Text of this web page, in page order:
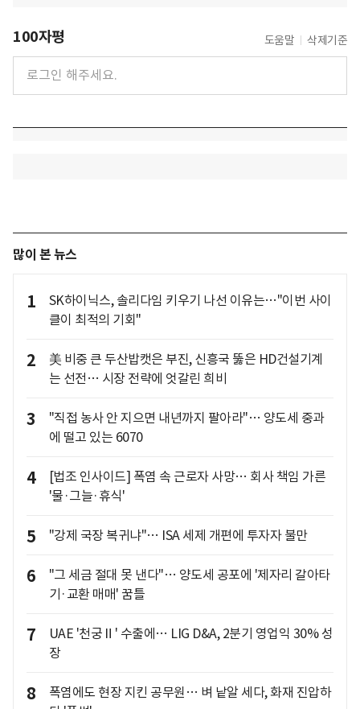
100자평 도움말 삭제기준
많이 본 뉴스
1
SK하이닉스, 솔리다임 키우기 나선 이유는…"이번 사이
클이 최적의 기회"
2
美 비중 큰 두산밥캣은 부진, 신흥국 뚫은 HD건설기계
는 선전… 시장 전략에 엇갈린 희비
3
"직접 농사 안 지으면 내년까지 팔아라"… 양도세 중과
에 떨고 있는 6070
4
[법조 인사이드] 폭염 속 근로자 사망… 회사 책임 가른
'물·그늘·휴식'
5 "강제 국장 복귀냐"… ISA 세제 개편에 투자자 불만
6
"그 세금 절대 못 낸다"… 양도세 공포에 '제자리 갈아타
기·교환 매매' 꿈틀
7
UAE '천궁Ⅱ' 수출에… LIG D&A, 2분기 영업익 30% 성
장
8
폭염에도 현장 지킨 공무원… 벼 낱알 세다, 화재 진압하